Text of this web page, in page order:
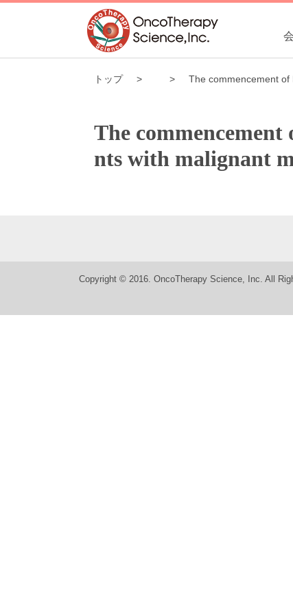
トップ The commencement of
The
nts with malignant
Copyright © 2016. OncoTherapy Science, Inc. All